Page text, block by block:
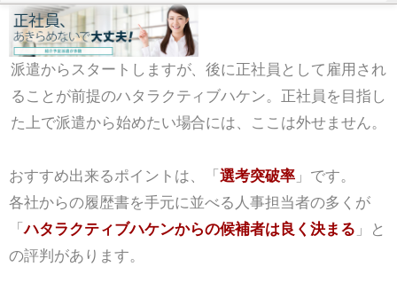
派遣からスタートしますが、後に正社員として雇用され
ることが前提のハタラクティブハケン。正社員を目指し
た上で派遣から始めたい場合には、ここは外せません。
おすすめ出来るポイントは、「 選考突破率」です。
各社からの履歴書を手元に並べる人事担当者の多くが
「ハタラクティブハケンからの候補者は良く決まる 」と
の評判があります。